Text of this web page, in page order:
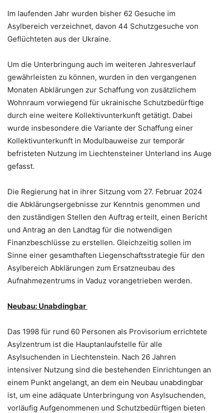
Im laufenden Jahr wurden bisher 62 Gesuche im
Asylbereich verzeichnet, davon 44 Schutzgesuche von
Geflüchteten aus der Ukraine.
Um die Unterbringung auch im weiteren Jahresverlauf
gewährleisten zu können, wurden in den vergangenen
Monaten Abklärungen zur Schaffung von zusätzlichem
Wohnraum vorwiegend für ukrainische Schutzbedürftige
durch eine weitere Kollektivunterkunft getätigt. Dabei
wurde insbesondere die Variante der Schaffung einer
Kollektivunterkunft in Modulbauweise zur temporär
befristeten Nutzung im Liechtensteiner Unterland ins Auge
gefasst.
Die Regierung hat in ihrer Sitzung vom 27. Februar 2024
die Abklärungsergebnisse zur Kenntnis genommen und
den zuständigen Stellen den Auftrag erteilt, einen Bericht
und Antrag an den Landtag für die notwendigen
Finanzbeschlüsse zu erstellen. Gleichzeitig sollen im
Sinne einer gesamthaften Liegenschaftsstrategie für den
Asylbereich Abklärungen zum Ersatzneubau des
Aufnahmezentrums in Vaduz vorangetrieben werden.
Neubau: Unabdingbar
Das 1998 für rund 60 Personen als Provisorium errichtete
Asylzentrum ist die Hauptanlaufstelle für alle
Asylsuchenden in Liechtenstein. Nach 26 Jahren
intensiver Nutzung sind die bestehenden Einrichtungen an
einem Punkt angelangt, an dem ein Neubau unabdingbar
ist, um eine adäquate Unterbringung von Asylsuchenden,
vorläufig Aufgenommenen und Schutzbedürftigen bieten